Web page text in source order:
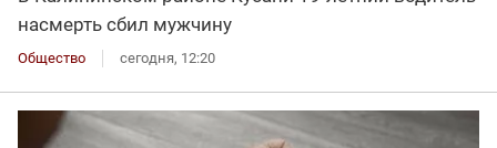
насмерть сбил мужчину
Общество сегодня, 12:20